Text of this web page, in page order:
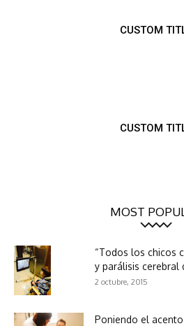
CUSTOM
CUSTOM
MOST
“Todos los chicos
y parálisis cerebral
2 octubre, 2015
Poniendo el